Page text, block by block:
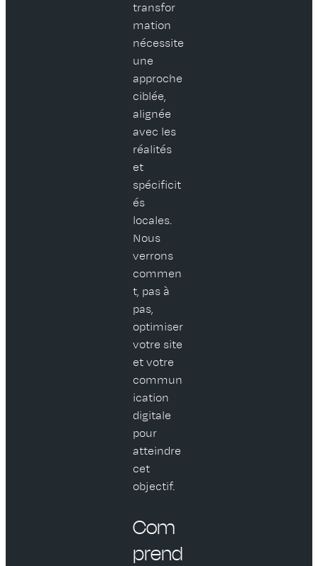
transfor
mation
nécessite
une
approche
ciblée,
alignée
avec les
réalités
et
spécificit
és
locales.
Nous
verrons
commen
t, pas à
pas,
optimiser
votre site
et votre
commun
ication
digitale
pour
atteindre
cet
objectif.
Com
prend